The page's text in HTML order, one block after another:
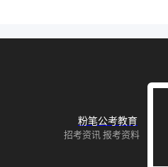
粉笔公考教育
招考资讯 报考资料